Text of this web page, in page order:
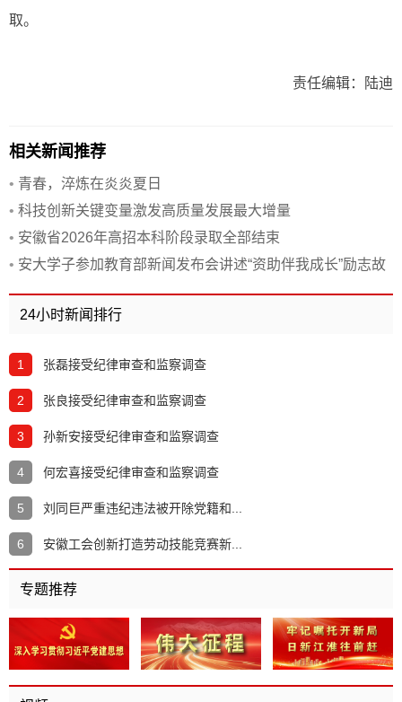
取。
责任编辑：陆迪
相关新闻推荐
• 青春，淬炼在炎炎夏日
• 科技创新关键变量激发高质量发展最大增量
• 安徽省2026年高招本科阶段录取全部结束
• 安大学子参加教育部新闻发布会讲述“资助伴我成长”励志故
事
24小时新闻排行
1 张磊接受纪律审查和监察调查
2 张良接受纪律审查和监察调查
3 孙新安接受纪律审查和监察调查
4 何宏喜接受纪律审查和监察调查
5 刘同巨严重违纪违法被开除党籍和...
6 安徽工会创新打造劳动技能竞赛新...
专题推荐